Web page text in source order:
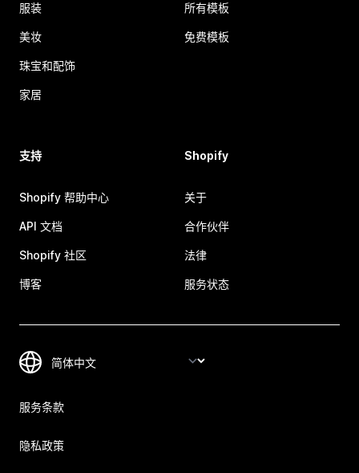
服装
美妆
珠宝和配饰
家居
所有模板
免费模板
支持
Shopify 帮助中心
API 文档
Shopify 社区
博客
Shopify
关于
合作伙伴
法律
服务状态
服务条款
隐私政策